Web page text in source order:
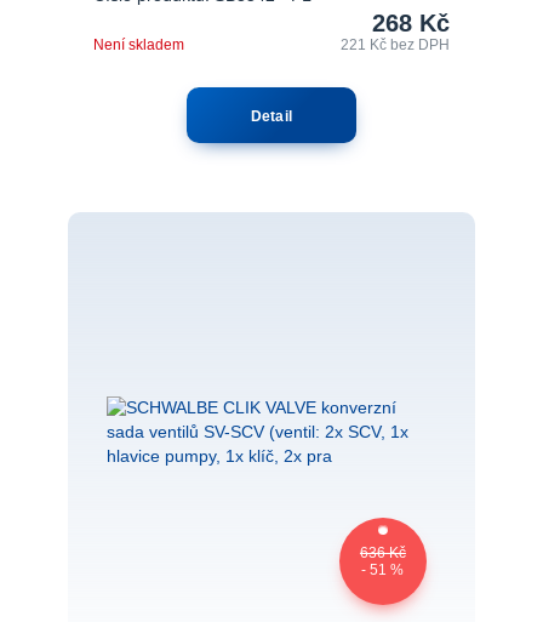
268 Kč
221 Kčbez DPH
Není skladem
Detail
636 Kč
- 51 %